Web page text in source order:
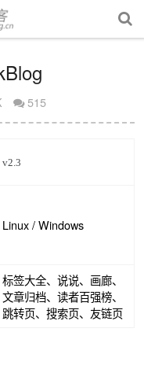
515
Linux / Windows
标签大全、说说、画廊、
文章归档、读者百强榜、
跳转页、搜索页、友链页